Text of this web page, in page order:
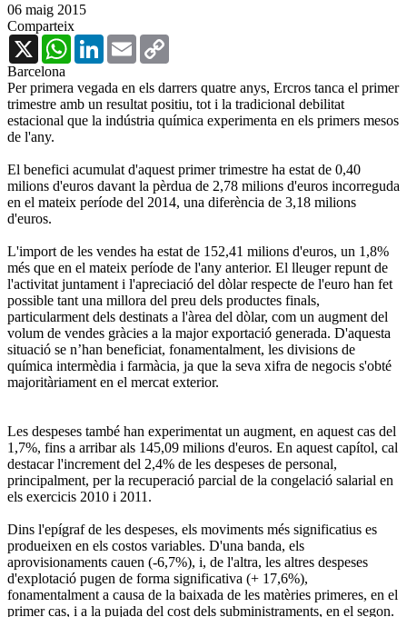
06 maig 2015
Comparteix
X
WhatsAppLinkedInEmail
Barcelona
Per primera vegada en els darrers quatre anys, Ercros tanca el primer
trimestre amb un resultat positiu, tot i la tradicional debilitat
estacional que la indústria química experimenta en els primers mesos
de l'any.
El benefici acumulat d'aquest primer trimestre ha estat de 0,40
milions d'euros davant la pèrdua de 2,78 milions d'euros incorreguda
en el mateix període del 2014, una diferència de 3,18 milions
d'euros.
L'import de les vendes ha estat de 152,41 milions d'euros, un 1,8%
més que en el mateix període de l'any anterior. El lleuger repunt de
l'activitat juntament i l'apreciació del dòlar respecte de l'euro han fet
possible tant una millora del preu dels productes finals,
particularment dels destinats a l'àrea del dòlar, com un augment del
volum de vendes gràcies a la major exportació generada. D'aquesta
situació se n’han beneficiat, fonamentalment, les divisions de
química intermèdia i farmàcia, ja que la seva xifra de negocis s'obté
majoritàriament en el mercat exterior.
Les despeses també han experimentat un augment, en aquest cas del
1,7%, fins a arribar als 145,09 milions d'euros. En aquest capítol, cal
destacar l'increment del 2,4% de les despeses de personal,
principalment, per la recuperació parcial de la congelació salarial en
els exercicis 2010 i 2011.
Dins l'epígraf de les despeses, els moviments més significatius es
produeixen en els costos variables. D'una banda, els
aprovisionaments cauen (-6,7%), i, de l'altra, les altres despeses
d'explotació pugen de forma significativa (+ 17,6%),
fonamentalment a causa de la baixada de les matèries primeres, en el
primer cas, i a la pujada del cost dels subministraments, en el segon.